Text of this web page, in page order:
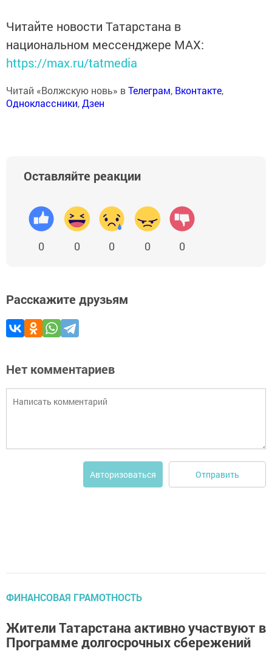
Читайте новости Татарстана в
национальном мессенджере MАХ:
https://max.ru/tatmedia
Читай «Волжскую новь» вТелеграм, Вконтакте,
Одноклассники,Дзен
Оставляйте реакции
0 0 0 0 0
Расскажите друзьям
Нет комментариев
Авторизоваться Отправить
ФИНАНСОВАЯ ГРАМОТНОСТЬ
Жители Татарстана активно участвуют в
Программе долгосрочных сбережений